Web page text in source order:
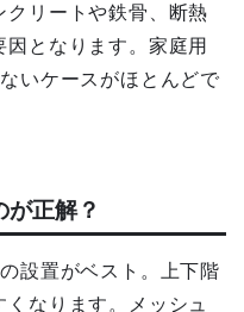
クリートや鉄骨、断熱
となります。家庭用
いケースがほとんどで
が正解？
設置がベスト。上下階
なります。メッシュ